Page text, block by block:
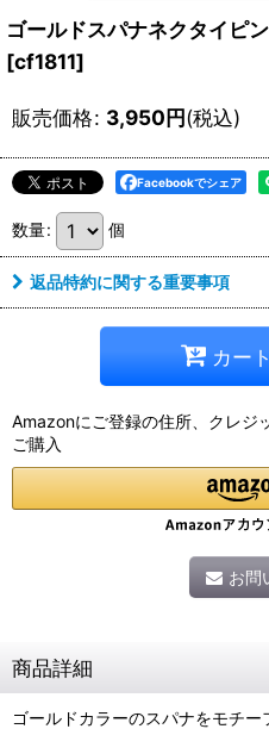
ゴールドスパナネクタイピ
[cf1811]
販売価格: 3,950円(税込)
Facebookでシェア
数量: 個
返品特約に関する重要事項
カー
Amazonにご登録の住所、クレジ
ご購入
お問
商品詳細
ゴールドカラーのスパナをモチー